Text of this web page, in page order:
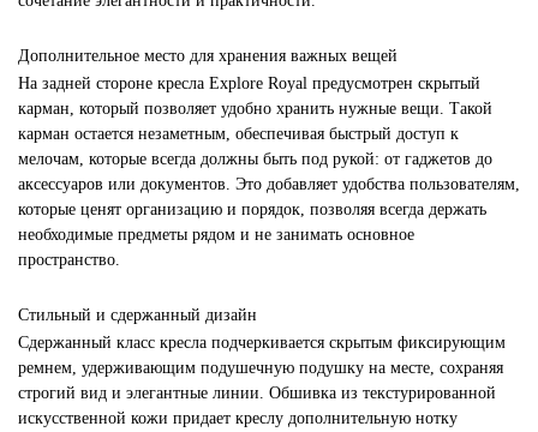
Дополнительное место для хранения важных вещей
На задней стороне кресла Explore Royal предусмотрен скрытый
карман, который позволяет удобно хранить нужные вещи. Такой
карман остается незаметным, обеспечивая быстрый доступ к
мелочам, которые всегда должны быть под рукой: от гаджетов до
аксессуаров или документов. Это добавляет удобства пользователям,
которые ценят организацию и порядок, позволяя всегда держать
необходимые предметы рядом и не занимать основное
пространство.
Стильный и сдержанный дизайн
Сдержанный класс кресла подчеркивается скрытым фиксирующим
ремнем, удерживающим подушечную подушку на месте, сохраняя
строгий вид и элегантные линии. Обшивка из текстурированной
искусственной кожи придает креслу дополнительную нотку